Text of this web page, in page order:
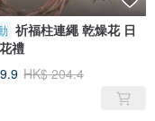
祈福柱連繩 乾燥花 日
禮
HK$ 204.4